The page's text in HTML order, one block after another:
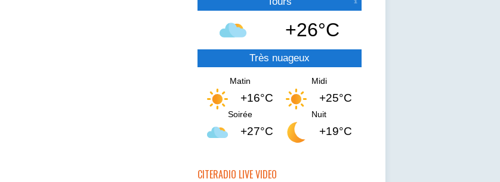
+26°C
Très nuageux
Matin
+16°C
Midi
+25°C
Soirée
+27°C
Nuit
+19°C
CITERADIO LIVE VIDEO